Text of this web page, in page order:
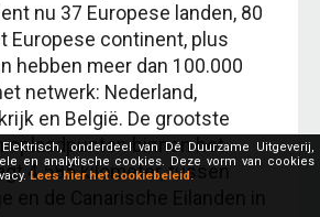
nu 37 Europese landen, 80
Europese continent, plus
hebben meer dan 100.000
netwerk: Nederland,
en België. De grootste
oplaadpunten binnen het
4.585 kilometer, tussen
en de Canarische Eilanden in
onderdeel van Dé Duurzame Uitgeverij,
en analytische cookies. Deze vorm van cookies
Lees hier het cookiebeleid.